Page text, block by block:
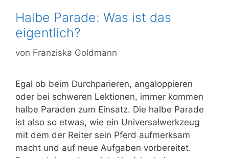
Halbe Parade: Was ist das
eigentlich?
von Franziska Goldmann
Egal ob beim Durchparieren, angaloppieren
oder bei schweren Lektionen, immer kommen
halbe Paraden zum Einsatz. Die halbe Parade
ist also so etwas, wie ein Universalwerkzeug
mit dem der Reiter sein Pferd aufmerksam
macht und auf neue Aufgaben vorbereitet.